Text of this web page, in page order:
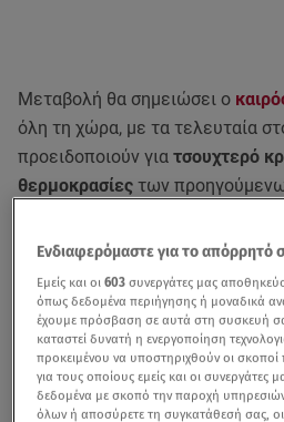
Μεταβολή θα σημειώσει ο
όλη τη χώρα, με τα τελευταία
προειδοποιούν για τσουχτερό
θερμοκρασίες των
σύμφωνα με την Εθνική
Η θερμοκρασίαθα σημειώσει
βόρεια της χώρας, όμως στις
περιοχέςο καιρός θα
σκηνικό θα αλλάξει σε
Ενδιαφερόμαστε για το απόρρητό
Εμείς και οι603 συνεργάτες μας
όπως δεδομένα περιήγησης ή μοναδικά
έχουμε πρόσβαση σε αυτά στη συσκευή
καταστεί δυνατή η ενεργοποίηση
προκειμένου να υποστηριχθούν οι
για τους οποίους εμείς και οι συνεργάτες
δεδομένα με σκοπό την παροχή
όλων ή αποσύρετε τη συγκατάθεσή σας, οι